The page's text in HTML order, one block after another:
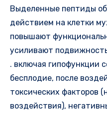
Выделенные пептиды
действием на клетки
повышают
усиливают
. включая гипофункции
бесплодие, после
токсических факторов
воздействия),